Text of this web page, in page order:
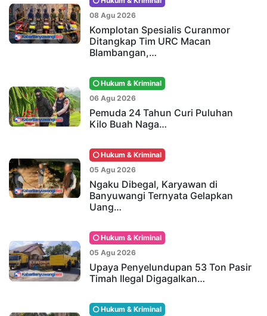
08 Agu 2026
Komplotan Spesialis Curanmor
Ditangkap Tim URC Macan
Blambangan,…
Hukum & Kriminal
06 Agu 2026
Pemuda 24 Tahun Curi Puluhan
Kilo Buah Naga…
Hukum & Kriminal
05 Agu 2026
Ngaku Dibegal, Karyawan di
Banyuwangi Ternyata Gelapkan
Uang…
Hukum & Kriminal
05 Agu 2026
Upaya Penyelundupan 53 Ton Pasir
Timah Ilegal Digagalkan…
Hukum & Kriminal